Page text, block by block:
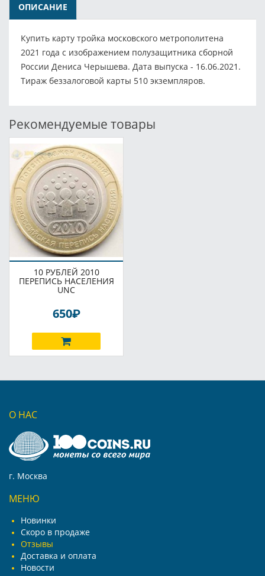
ОПИСАНИЕ
Купить карту тройка московского метрополитена
2021 года с изображением полузащитника сборной
России Дениса Черышева. Дата выпуска - 16.06.2021.
Тираж беззалоговой карты 510 экземпляров.
Рекомендуемые товары
10 РУБЛЕЙ 2010
ПЕРЕПИСЬ НАСЕЛЕНИЯ
UNC
650P
О НАС
г. Москва
МЕНЮ
Новинки
Скоро в продаже
Отзывы
Доставка и оплата
Новости